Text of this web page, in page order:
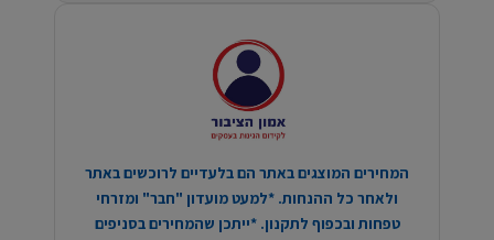
המחירים המוצגים באתר הם בלעדיים לרוכשים באתר
ולאחר כל ההנחות. *למעט מועדון "חבר" ומזרחי
טפחות ובכפוף לתקנון. *ייתכן שהמחירים בסניפים